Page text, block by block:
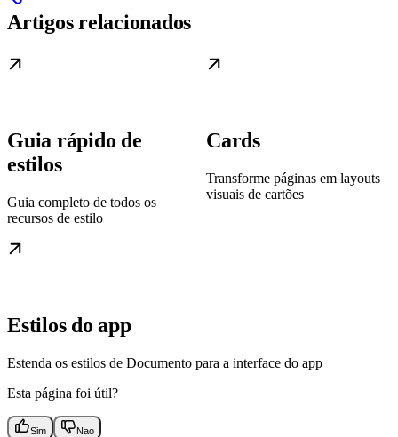
Artigos relacionados
Guia rápido de
estilos
Guia completo de todos os
recursos de estilo
Cards
Transforme páginas em layouts
visuais de cartões
Estilos do app
Estenda os estilos de Documento para a interface do app
Esta página foi útil?
Sim Nao